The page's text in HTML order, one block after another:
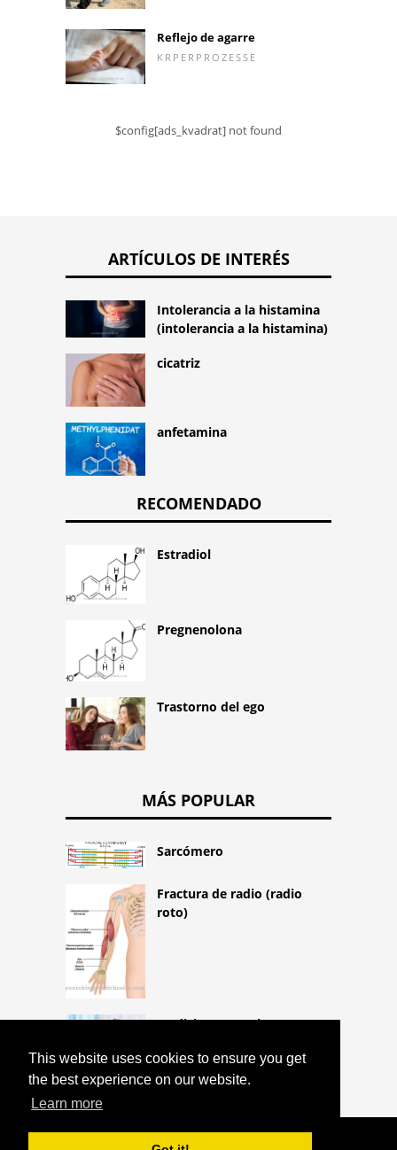
This website uses cookies to ensure you get
the best experience on our website.
Learn more
Reflejo de agarre
KRPERPROZESSE
$config[ads_kvadrat] not found
ARTÍCULOS DE INTERÉS
Intolerancia a la histamina
(intolerancia a la histamina)
cicatriz
anfetamina
RECOMENDADO
Estradiol
Pregnenolona
Trastorno del ego
MÁS POPULAR
Sarcómero
Fractura de radio (radio
roto)
Medicina general
COPYRIGHT 2026 HTTPS://CQLIFE.NET